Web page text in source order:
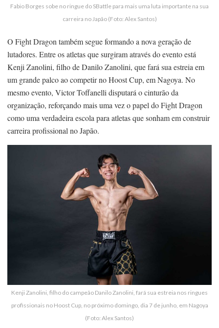
Fabio Borges sobe no ringue do SBattle para mais uma luta importante na sua
carreira no Japão (Foto: Alex Santos)
O Fight Dragon também segue formando a nova geração de
lutadores. Entre os atletas que surgiram através do evento está
Kenji Zanolini, filho de Danilo Zanolini, que fará sua estreia em
um grande palco ao competir no Hoost Cup, em Nagoya. No
mesmo evento, Victor Toffanelli disputará o cinturão da
organização, reforçando mais uma vez o papel do Fight Dragon
como uma verdadeira escola para atletas que sonham em construir
carreira profissional no Japão.
Kenji Zanolini, filho do campeão Danilo Zanolini, fará sua estreia nos ringues
profissionais no Hoost Cup, no próximo domingo, dia 7 de junho, em Nagoya
(Foto: Alex Santos)